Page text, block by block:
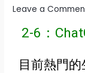
Leave a
2-6 ：
目前熱門